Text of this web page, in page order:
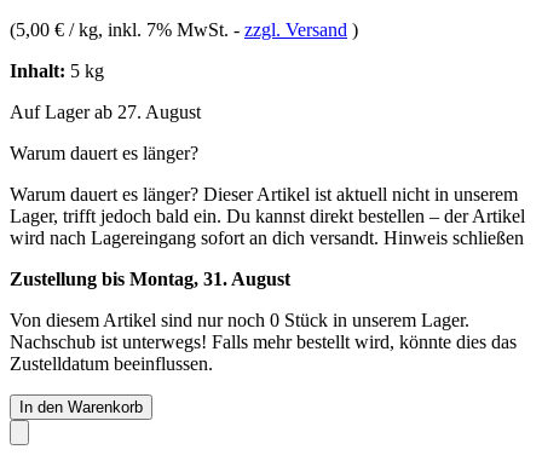
(5,00 € / kg, inkl. 7% MwSt. - zzgl. Versand )
Inhalt: 5 kg
Auf Lager ab 27. August
Warum dauert es länger?
Warum dauert es länger? Dieser Artikel ist aktuell nicht in unserem
Lager, trifft jedoch bald ein. Du kannst direkt bestellen – der Artikel
wird nach Lagereingang sofort an dich versandt. Hinweis schließen
Zustellung bis Montag, 31. August
Von diesem Artikel sind nur noch 0 Stück in unserem Lager.
Nachschub ist unterwegs! Falls mehr bestellt wird, könnte dies das
Zustelldatum beeinflussen.
In den Warenkorb